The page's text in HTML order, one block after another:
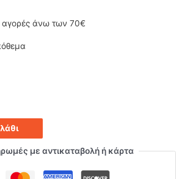
αγορές άνω των 70€
με αντικαταβολή ή κάρτα